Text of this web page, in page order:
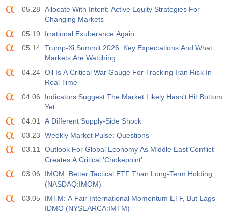
05.28
Allocate With Intent: Active Equity Strategies For
Changing Markets
05.19
Irrational Exuberance Again
05.14 Trump-Xi Summit 2026: Key Expectations And What
Markets Are Watching
04.24 Oil Is A Critical War Gauge For Tracking Iran Risk In
Real Time
04.06
Indicators Suggest The Market Likely Hasn't Hit Bottom
Yet
04.01
A Different Supply-Side Shock
03.23
Weekly Market Pulse: Questions
03.11
Outlook For Global Economy As Middle East Conflict
Creates A Critical 'Chokepoint'
03.06
IMOM: Better Tactical ETF Than Long-Term Holding
(NASDAQ:IMOM)
03.05
IMTM: A Fair International Momentum ETF, But Lags
IDMO (NYSEARCA:IMTM)